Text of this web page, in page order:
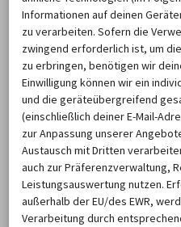
Kosten im
versichert, gut
umfassendes
wenn dadurch
steigen. So bist Du auf
und musst nicht vor hohen
fürchten. Auch wenn
Informationen auf deinen
zu verarbeiten. Sofern die
zwingend erforderlich ist, um
zu erbringen, benötigen wir
Einwilligung können wir ein
und die geräteübergreifend
(einschließlich deiner E-Mail-
zur Anpassung unserer
Austausch mit Dritten
auch zur Präferenzverwaltung,
Leistungsauswertung nutzen.
außerhalb der EU/des EWR,
Verarbeitung durch